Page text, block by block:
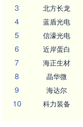
3 北方长龙
4 蓝盾光电
5 信濠光电
6 近岸蛋白
7 海正生材
8 晶华微
9 海达尔
10 科力装备